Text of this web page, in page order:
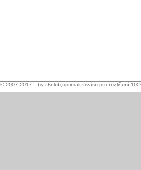
© 2007-2017 :: by c5club,optimalizováno pro rozlišení